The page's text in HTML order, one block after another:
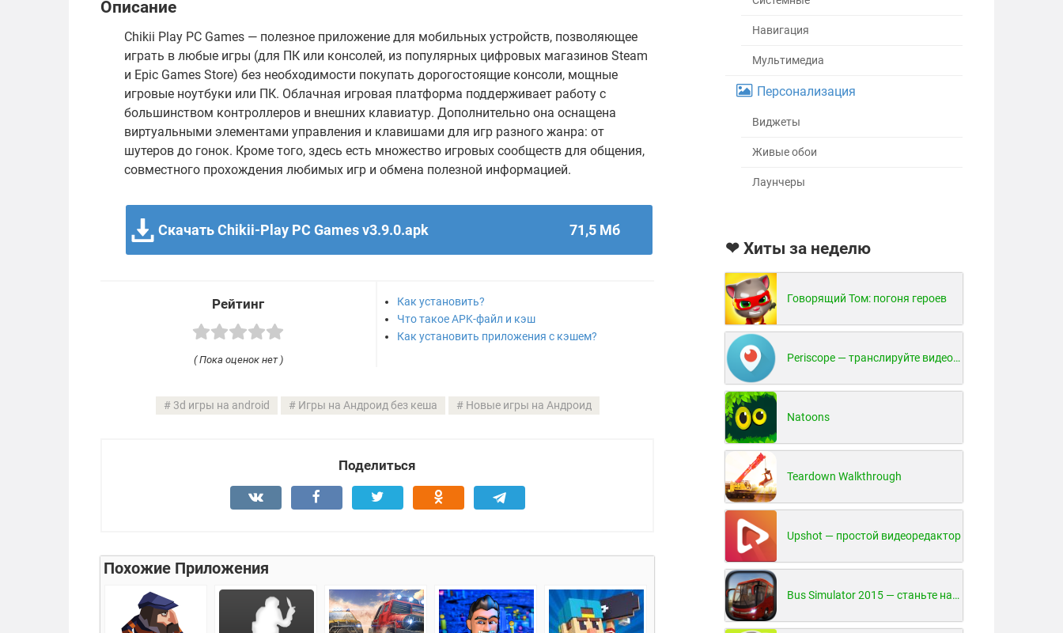
Описание
Chikii Play PC Games — полезное приложение для мобильных устройств, позволяющее
играть в любые игры (для ПК или консолей, из популярных цифровых магазинов Steam
и Epic Games Store) без необходимости покупать дорогостоящие консоли, мощные
игровые ноутбуки или ПК. Облачная игровая платформа поддерживает работу с
большинством контроллеров и внешних клавиатур. Дополнительно она оснащена
виртуальными элементами управления и клавишами для игр разного жанра: от
шутеров до гонок. Кроме того, здесь есть множество игровых сообществ для общения,
совместного прохождения любимых игр и обмена полезной информацией.
Скачать Chikii-Play PC Games v3.9.0.apk 71,5 Мб
Рейтинг
( Пока оценок нет )
Как установить?
Что такое APK-файл и кэш
Как установить приложения с кэшем?
3d игры на android Игры на Андроид без кеша Новые игры на Андроид
Поделиться
Похожие Приложения
Навигация
Мультимедиа
Персонализация
Виджеты
Живые обои
Лаунчеры
❤ Хиты за неделю
Говорящий Том: погоня героев
Periscope — транслируйте видео в реальном времени!
Natoons
Teardown Walkthrough
Upshot — простой видеоредактор
Bus Simulator 2015 — станьте настоящим водителем автобуса!